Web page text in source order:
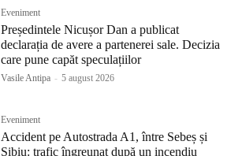
Eveniment
Președintele Nicușor Dan a publicat
declarația de avere a partenerei sale. Decizia
care pune capăt speculațiilor
Vasile Antipa - 5 august 2026
Eveniment
Accident pe Autostrada A1, între Sebeș și
Sibiu: trafic îngreunat după un incendiu